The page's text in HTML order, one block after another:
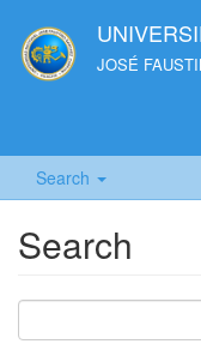
JOSÉ
Search
Search